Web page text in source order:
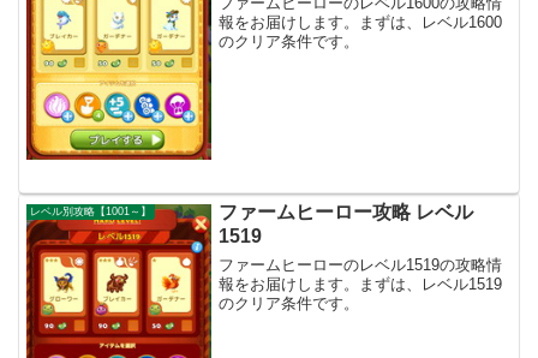
報をお届けします。まずは、レベル1600
のクリア条件です。
レベル別攻略【1001～】
ファームヒーロー攻略 レベル
1519
ファームヒーローのレベル1519の攻略情
報をお届けします。まずは、レベル1519
のクリア条件です。